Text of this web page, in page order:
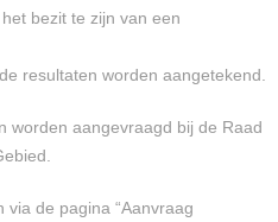
bezit te zijn van een
resultaten worden aangetekend.
worden aangevraagd bij de Raad
via de pagina “Aanvraag